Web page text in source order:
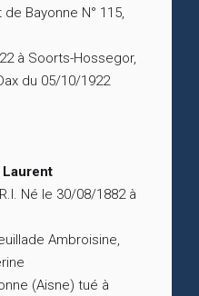
Bayonne N° 115,
à Soorts-Hossegor,
du 05/10/1922
Laurent
Né le 30/08/1882 à
Ambroisine,
(Aisne) tué à